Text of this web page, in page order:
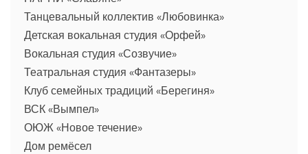
Танцевальный коллектив «Любовинка»
Детская вокальная студия «Орфей»
Вокальная студия «Созвучие»
Театральная студия «Фантазеры»
Клуб семейных традиций «Берегиня»
ВСК «Вымпел»
ОЮЖ «Новое течение»
Дом ремёсел